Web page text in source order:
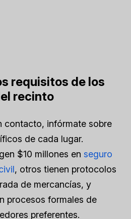
requisitos de los
recinto
contacto, infórmate sobre
de cada lugar.
$10 millones en seguro
, otros tienen protocolos
de mercancías, y
procesos formales de
preferentes.